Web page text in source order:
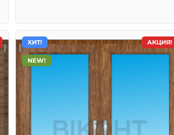
АКЦИЯ!
ХИТ!
NEW!